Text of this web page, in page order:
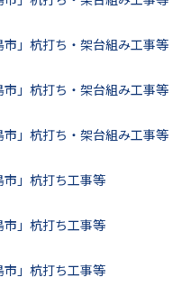
市」杭打ち・架台組み工事等
市」杭打ち・架台組み工事等
市」杭打ち・架台組み工事等
市」杭打ち工事等
市」杭打ち工事等
市」杭打ち工事等